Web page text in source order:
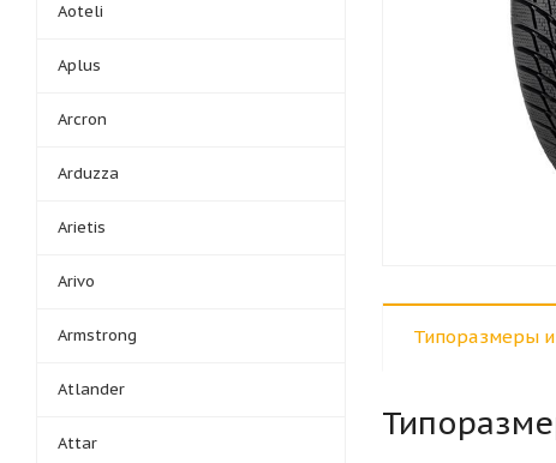
Типоразмеры
Aoteli
Aplus
Arcron
Arduzza
Arietis
Arivo
Armstrong
Atlander
Attar